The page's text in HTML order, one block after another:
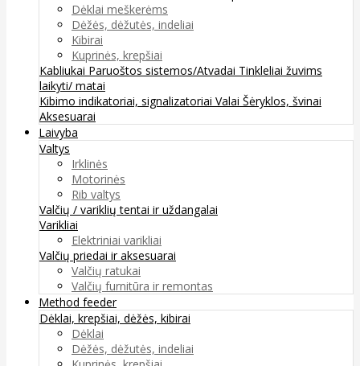
Dėklai meškerėms
Dėžės, dėžutės, indeliai
Kibirai
Kuprinės, krepšiai
Kabliukai Paruoštos sistemos/Atvadai Tinkleliai žuvims
laikyti/ matai
Kibimo indikatoriai, signalizatoriai Valai Šėryklos, švinai
Aksesuarai
Laivyba
Valtys
Irklinės
Motorinės
Rib valtys
Valčių / variklių tentai ir uždangalai
Varikliai
Elektriniai varikliai
Valčių priedai ir aksesuarai
Valčių ratukai
Valčių furnitūra ir remontas
Method feeder
Dėklai, krepšiai, dėžės, kibirai
Dėklai
Dėžės, dėžutės, indeliai